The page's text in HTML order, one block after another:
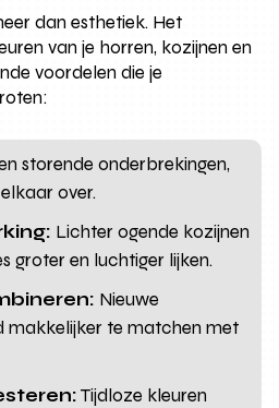
dan esthetiek. Het
van je horren, kozijnen en
voordelen die je
storende onderbrekingen,
over.
Lichter ogende kozijnen
groter en luchtiger lijken.
Nieuwe
makkelijker te matchen met
Tijdloze kleuren